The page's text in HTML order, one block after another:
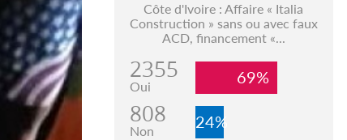
Côte d'Ivoire : Affaire « Italia
Construction » sans ou avec faux
ACD, financement «...
2355
Oui 69%
808
Non 24%